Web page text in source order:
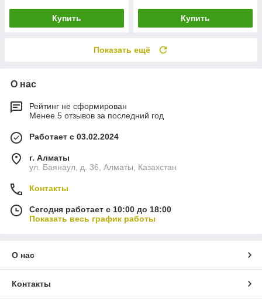
Купить Купить
Показать ещё
О нас
Рейтинг не сформирован
Менее 5 отзывов за последний год
Работает с 03.02.2024
г. Алматы
ул. Баянаул, д. 36, Алматы, Казахстан
Контакты
Сегодня работает с 10:00 до 18:00
Показать весь график работы
О нас
Контакты